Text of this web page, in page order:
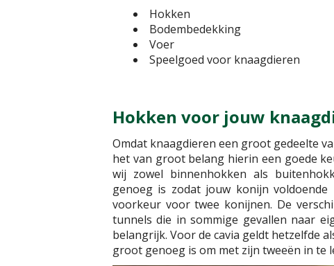
Hokken
Bodembedekking
Voer
Speelgoed voor knaagdieren
Hokken voor jouw
Omdat knaagdieren een groot gedeelte
het van groot belang hierin een goede
wij zowel binnenhokken als
genoeg is zodat jouw konijn
voorkeur voor twee konijnen. De
tunnels die in sommige gevallen naar
belangrijk. Voor de cavia geldt hetzelfde
groot genoeg is om met zijn tweeën in te